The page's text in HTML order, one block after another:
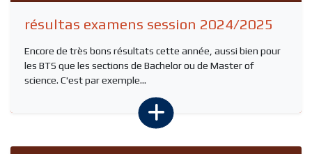
résultas examens session 2024/2025
Encore de très bons résultats cette année, aussi bien pour
les BTS que les sections de Bachelor ou de Master of
science. C'est par exemple...